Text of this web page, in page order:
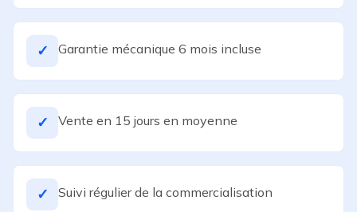
✓ Garantie mécanique 6 mois incluse
✓ Vente en 15 jours en moyenne
✓ Suivi régulier de la commercialisation